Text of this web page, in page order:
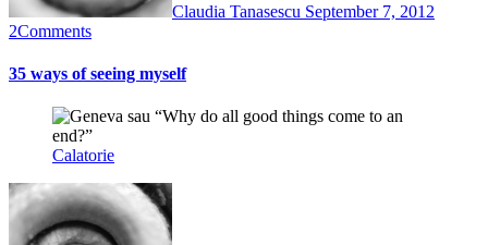
Claudia Tanasescu September 7, 2012
2Comments
35 ways of seeing myself
Calatorie